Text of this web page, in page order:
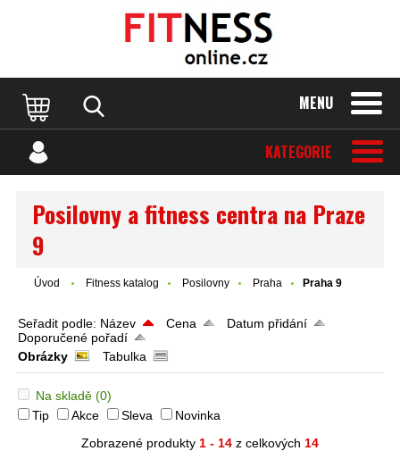
MENU
KATEGORIE
Posilovny a fitness centra na Praze
9
Úvod Fitness katalog Posilovny Praha Praha 9
Seřadit podle: Název Cena
Datum přidání
Doporučené pořadí
Obrázky
Tabulka
Na skladě (0)
Tip
Akce Sleva
Novinka
Zobrazené produkty 1 - 14 z celkových 14